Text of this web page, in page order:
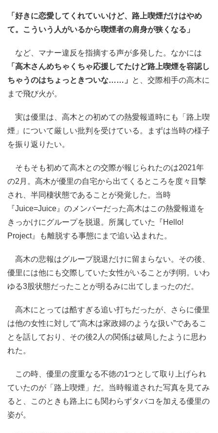
「好きに恋愛してくれていいけど、路上喫煙だけはやめ
て。こういう人がいるから喫煙者の肩身が狭くなる」
など、マナー違反を指摘する声が多発した。なかには
「高木さんめちゃくちゃ応援してたけど路上喫煙を容認し
ちゃうのはちょっときついな……」
と、交際相手の高木に
まで飛び火が。
実は優里は、高木との初めての熱愛報道時にも「路上喫
煙」について厳しい批判を受けている。まずは当時の様子
を振り返りたい。
そもそも初めて高木との交際が報じられたのは2021年
の2月。高木が優里の自宅から出てくるところを度々目撃
され、半同棲状態であることが発覚した。当時
『Juice=Juice』のメンバーだった高木はこの熱愛報道を
きっかけにグループを脱退。所属していた『Hello!
Project』も離脱する事態にまで追い込まれた。
高木の悲報はグループ脱退だけに留まらない。その後、
優里には他にも交際していた女性がいることが判明。いわ
ゆる3股状態だったことが明るみに出てしまったのだ。
高木にとっては酷すぎる追い打ちだったが、さらに優里
は他の女性に対して“高木は家政婦のような扱い”であるこ
とを話しており、その後2人の関係は破局したように思わ
れた。
この時、優里の度重なる不徳の1つとして取り上げられ
ていたのが「路上喫煙」だ。当時報道された写真を見てみ
ると、このときも路上にも関わらずタバコを加える優里の
姿が。